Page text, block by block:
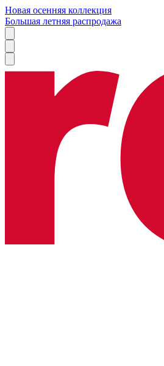
Новая осенняя коллекция
Большая летняя распродажа